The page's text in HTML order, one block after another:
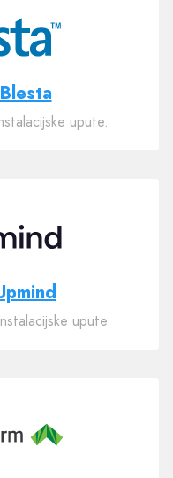
upute.
upute.